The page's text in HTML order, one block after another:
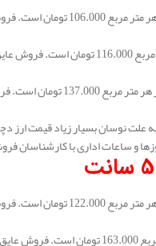
نوسان بسیار زیاد قیمت ارز
و ساعات اداری با کارشناسان